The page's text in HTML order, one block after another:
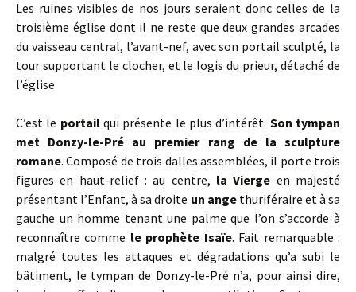
Les ruines visibles de nos jours seraient donc celles de la
troisième église dont il ne reste que deux grandes arcades
du vaisseau central, l’avant-nef, avec son portail sculpté, la
tour supportant le clocher, et le logis du prieur, détaché de
l’église
C’est le portailqui présente le plus d’intérêt. Son tympan
met Donzy-le-Pré au premier rang de la sculpture
romane. Composé de trois dalles assemblées, il porte trois
figures en haut-relief : au centre, la Vierge en majesté
présentant l’Enfant, à sa droite un angethuriféraire et à sa
gauche un homme tenant une palme que l’on s’accorde à
reconnaître comme le prophète Isaïe. Fait remarquable :
malgré toutes les attaques et dégradations qu’a subi le
bâtiment, le tympan de Donzy-le-Pré n’a, pour ainsi dire,